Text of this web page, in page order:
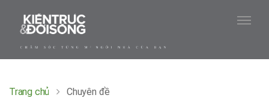
Trang chủ Chuyên đề